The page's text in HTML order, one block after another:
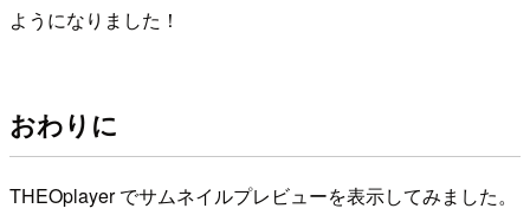
ようになりました！
おわりに
THEOplayer でサムネイルプレビューを表示してみました。